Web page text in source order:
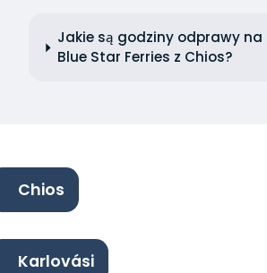
Jakie są godziny odprawy
Blue Star Ferries z Chios?
Chios
Karlovási